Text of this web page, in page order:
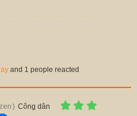
and 1 people reacted
Công dân